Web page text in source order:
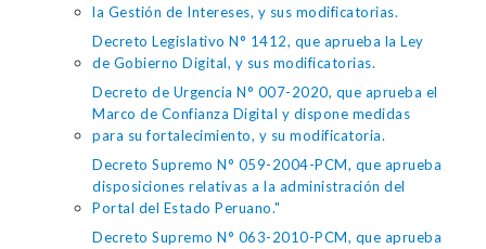
la Gestión de Intereses, y sus modificatorias.
Decreto Legislativo N° 1412, que aprueba la Ley
de Gobierno Digital, y sus modificatorias.
Decreto de Urgencia N° 007-2020, que aprueba el
Marco de Confianza Digital y dispone medidas
para su fortalecimiento, y su modificatoria.
Decreto Supremo N° 059-2004-PCM, que aprueba
disposiciones relativas a la administración del
Portal del Estado Peruano."
Decreto Supremo N° 063-2010-PCM, que aprueba